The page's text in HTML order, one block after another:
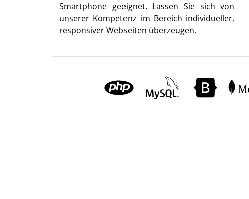
Smartphone geeignet. Lassen Sie sich von
unserer Kompetenz im Bereich individueller,
responsiver Webseiten überzeugen.